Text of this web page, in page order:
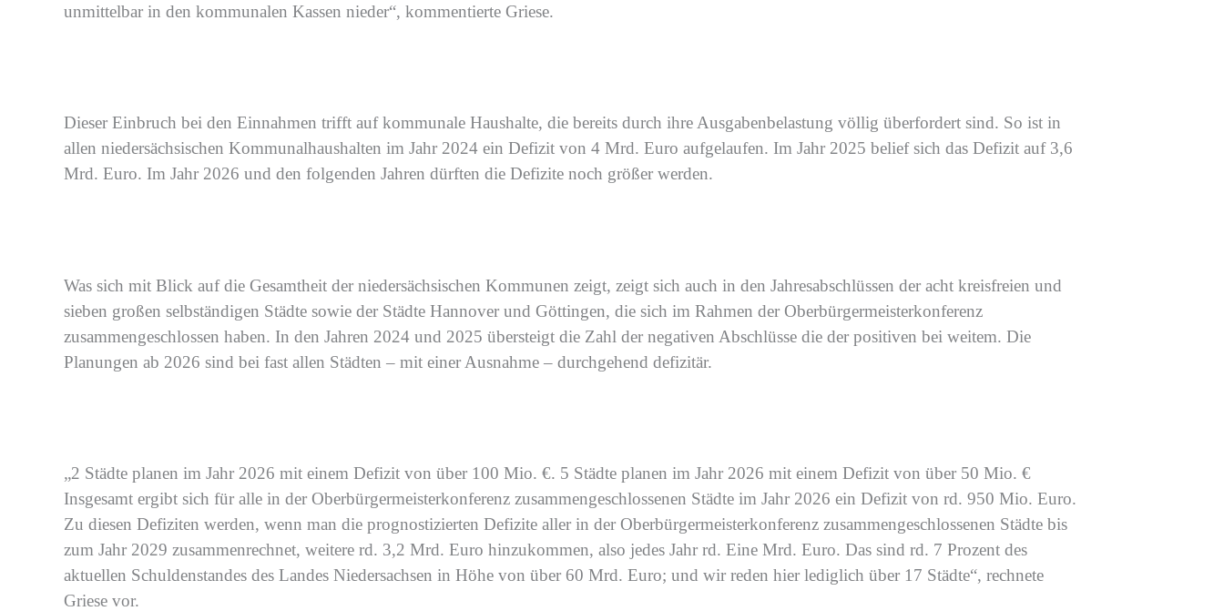
unmittelbar in den kommunalen Kassen nieder“, kommentierte Griese.
Dieser Einbruch bei den Einnahmen trifft auf kommunale Haushalte, die bereits durch ihreAusgabenbelastung völlig überfordert sind. So ist in
allen niedersächsischen Kommunalhaushalten im Jahr 2024 ein Defizit von 4 Mrd. Euro aufgelaufen. Im Jahr 2025 belief sich das Defizit auf 3,6
Mrd. Euro. Im Jahr 2026 und den folgenden Jahren dürften die Defizite noch größer werden.
Was sich mit Blick auf die Gesamtheit der niedersächsischen Kommunen zeigt, zeigt sich auch in den Jahresabschlüssen der acht kreisfreien und
sieben großen selbständigen Städte sowie der Städte Hannover und Göttingen, die sich im Rahmen der Oberbürgermeisterkonferenz
zusammengeschlossen haben. In den Jahren 2024 und 2025 übersteigt die Zahl der negativen Abschlüsse die der positiven bei weitem. Die
Planungen ab 2026 sind bei fast allen Städten – mit einer Ausnahme – durchgehend defizitär.
„2 Städte planen im Jahr 2026 mit einem Defizit von über 100 Mio. €. 5 Städte planen im Jahr 2026 mit einem Defizit von über 50 Mio. €
Insgesamt ergibt sich für alle in der Oberbürgermeisterkonferenz zusammengeschlossenen Städte im Jahr 2026 ein Defizit von rd. 950 Mio. Euro.
Zu diesen Defiziten werden, wenn man die prognostizierten Defizite aller in der Oberbürgermeisterkonferenz zusammengeschlossenen Städte bis
zum Jahr 2029 zusammenrechnet, weitere rd. 3,2 Mrd. Euro hinzukommen, also jedes Jahr rd. Eine Mrd. Euro. Das sind rd. 7 Prozent des
aktuellen Schuldenstandes des Landes Niedersachsen in Höhe von über 60 Mrd. Euro; und wir reden hier lediglich über 17 Städte“, rechnete
Griese vor.